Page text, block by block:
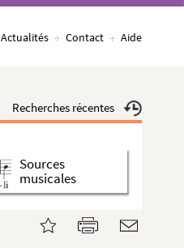
Actualités Contact Aide
Recherches récentes
Sources
musicales